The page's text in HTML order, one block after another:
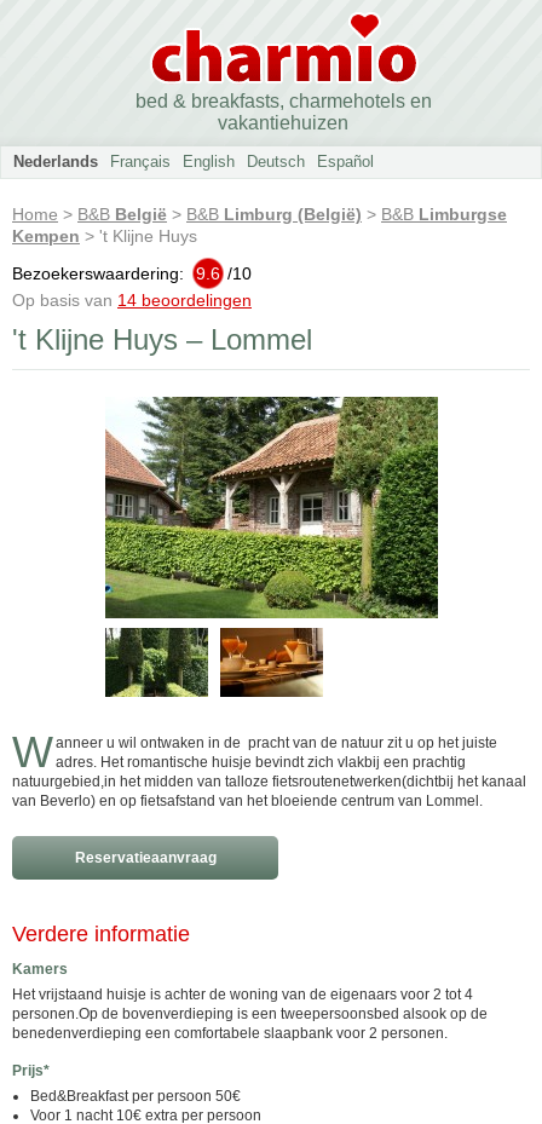
bed & breakfasts, charmehotels en
vakantiehuizen
Nederlands Français English Deutsch Español
Home > B&B België > B&B Limburg (België) > B&B Limburgse
Kempen > 't Klijne Huys
Bezoekerswaardering:
9.6 /10
Op basis van 14 beoordelingen
't Klijne Huys – Lommel
Wanneer u wil ontwaken in de pracht van de natuur zit u op het juiste
adres. Het romantische huisje bevindt zich vlakbij een prachtig
natuurgebied,in het midden van talloze fietsroutenetwerken(dichtbij het kanaal
van Beverlo) en op fietsafstand van het bloeiende centrum van Lommel.
Reservatieaanvraag
Verdere informatie
Kamers
Het vrijstaand huisje is achter de woning van de eigenaars voor 2 tot 4
personen.Op de bovenverdieping is een tweepersoonsbed alsook op de
benedenverdieping een comfortabele slaapbank voor 2 personen.
Prijs*
Bed&Breakfast per persoon 50€
Voor 1 nacht 10€ extra per persoon